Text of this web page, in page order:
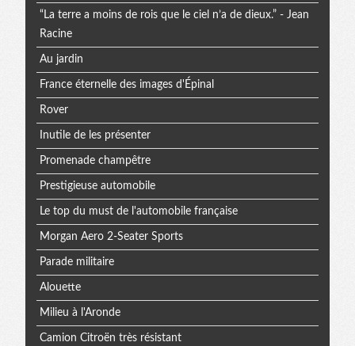
“La terre a moins de rois que le ciel n’a de dieux.” - Jean
Racine
Au jardin
France éternelle des images d'Épinal
Rover
Inutile de les présenter
Promenade champêtre
Prestigieuse automobile
Le top du must de l'automobile française
Morgan Aero 2-Seater Sports
Parade militaire
Alouette
Milieu à l'Aronde
Camion Citroën très résistant